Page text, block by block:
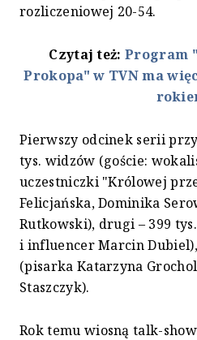
rozliczeniowej 20-54.
Czytaj też:Program
Prokopa" w TVN ma
Pierwszy odcinek serii
tys. widzów (goście:
uczestniczki "Królowej
Felicjańska, Dominika
Rutkowski), drugi – 399
i influencer Marcin
(pisarka Katarzyna
Staszczyk).
Rok temu wiosną talk-